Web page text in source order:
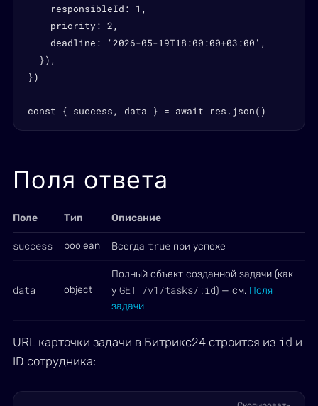
    responsibleId: 1,
    priority: 2,
    deadline: '2026-05-19T18:00:00+03:00',
  }),
})
const { success, data } = await res.json()
Поля ответа
Поле Тип Описание
success boolean Всегда true при успехе
data object
Полный объект созданной задачи (как
у GET /v1/tasks/:id) — см. Поля
задачи
URL карточки задачи в Битрикс24 строится из id и
ID сотрудника: